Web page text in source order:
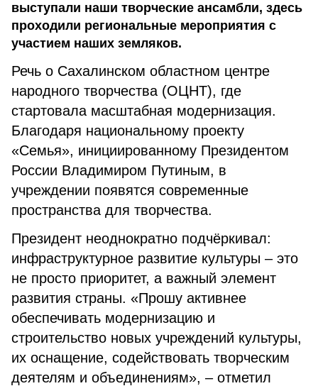
выступали наши творческие ансамбли, здесь
проходили региональные мероприятия с
участием наших земляков.
Речь о Сахалинском областном центре
народного творчества (ОЦНТ), где
стартовала масштабная модернизация.
Благодаря национальному проекту
«Семья», инициированному Президентом
России Владимиром Путиным, в
учреждении появятся современные
пространства для творчества.
Президент неоднократно подчёркивал:
инфраструктурное развитие культуры – это
не просто приоритет, а важный элемент
развития страны. «Прошу активнее
обеспечивать модернизацию и
строительство новых учреждений культуры,
их оснащение, содействовать творческим
деятелям и объединениям», – отметил